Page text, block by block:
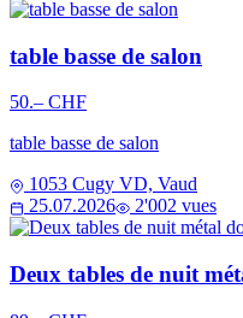
table basse de salon
50.– CHF
table basse de salon
1053 Cugy VD, Vaud
25.07.2026
2'002 vues
Deux tables de nuit